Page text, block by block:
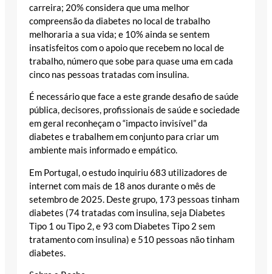
carreira; 20% considera que uma melhor
compreensão da diabetes no local de trabalho
melhoraria a sua vida; e 10% ainda se sentem
insatisfeitos com o apoio que recebem no local de
trabalho, número que sobe para quase uma em cada
cinco nas pessoas tratadas com insulina.
É necessário que face a este grande desafio de saúde
pública, decisores, profissionais de saúde e sociedade
em geral reconheçam o “impacto invisível” da
diabetes e trabalhem em conjunto para criar um
ambiente mais informado e empático.
Em Portugal, o estudo inquiriu 683 utilizadores de
internet com mais de 18 anos durante o mês de
setembro de 2025. Deste grupo, 173 pessoas tinham
diabetes (74 tratadas com insulina, seja Diabetes
Tipo 1 ou Tipo 2, e 93 com Diabetes Tipo 2 sem
tratamento com insulina) e 510 pessoas não tinham
diabetes.